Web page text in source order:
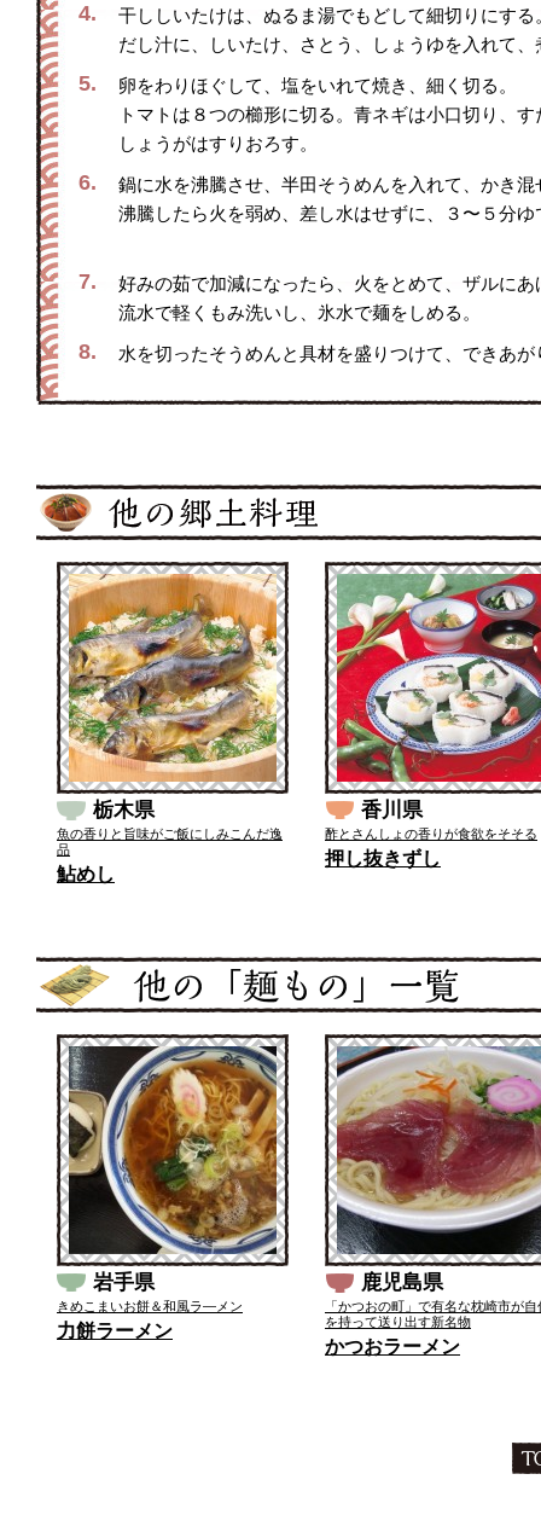
4.
干ししいたけは、ぬるま湯でもどして細切りにする
だし汁に、しいたけ、さとう、しょうゆを入れて
5.
卵をわりほぐして、塩をいれて焼き、細く切る。
トマトは８つの櫛形に切る。青ネギは小口切り、
しょうがはすりおろす。
6.
鍋に水を沸騰させ、半田そうめんを入れて、かき混
沸騰したら火を弱め、差し水はせずに、３〜５分ゆ
7.
好みの茹で加減になったら、火をとめて、ザルにあ
流水で軽くもみ洗いし、氷水で麺をしめる。
8. 水を切ったそうめんと具材を盛りつけて、できあが
栃木県
魚の香りと旨味がご飯にしみこんだ逸
品
鮎めし
香川県
酢とさんしょの香りが食欲をそそる
押し抜きずし
岩手県
きめこまいお餅＆和風ラ―メン
力餅ラーメン
鹿児島県
「かつおの町」で有名な枕崎市が自
を持って送り出す新名物
かつおラーメン